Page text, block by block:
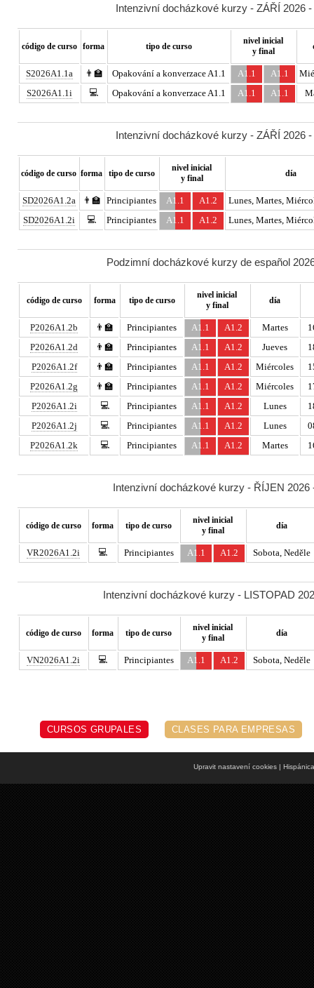
Intenzivní docházkové kurzy - ZÁŘÍ 2026
código de curso forma tipo de curso
nivel inicial
y final
S2026A1.1a 👨‍🏫 Opakování a konverzace A1.1 A1.1 A1.1
S2026A1.1i
💻 Opakování a konverzace A1.1 A1.1 A1.1
Intenzivní docházkové kurzy - ZÁŘÍ 2026
código de curso forma tipo de curso
nivel inicial
y final
día
SD2026A1.2a 👨‍🏫 Principiantes A1.1 A1.2
Lunes, Martes,
SD2026A1.2i
💻 Principiantes A1.1 A1.2 Lunes, Martes,
Podzimní docházkové kurzy de español
código de curso forma tipo de curso
nivel inicial
y final
día
P2026A1.2b 👨‍🏫 Principiantes A1.1 A1.2 Martes
P2026A1.2d
👨‍🏫 Principiantes A1.1 A1.2 Jueves
P2026A1.2f
👨‍🏫 Principiantes A1.1 A1.2 Miércoles
P2026A1.2g
👨‍🏫 Principiantes A1.1 A1.2 Miércoles
P2026A1.2i
💻 Principiantes A1.1 A1.2 Lunes
P2026A1.2j
💻 Principiantes A1.1 A1.2 Lunes
P2026A1.2k
💻 Principiantes A1.1 A1.2 Martes
Intenzivní docházkové kurzy - ŘÍJEN
código de curso forma tipo de curso
nivel inicial
y final
día
VR2026A1.2i 💻 Principiantes A1.1 A1.2 Sobota, Neděle
Intenzivní docházkové kurzy - LISTOPAD
código de curso forma tipo de curso
nivel inicial
y final
día
VN2026A1.2i 💻 Principiantes A1.1 A1.2 Sobota, Neděle
CURSOS GRUPALES CLASES PARA EMPRESAS
Upravit nastavení cookies|